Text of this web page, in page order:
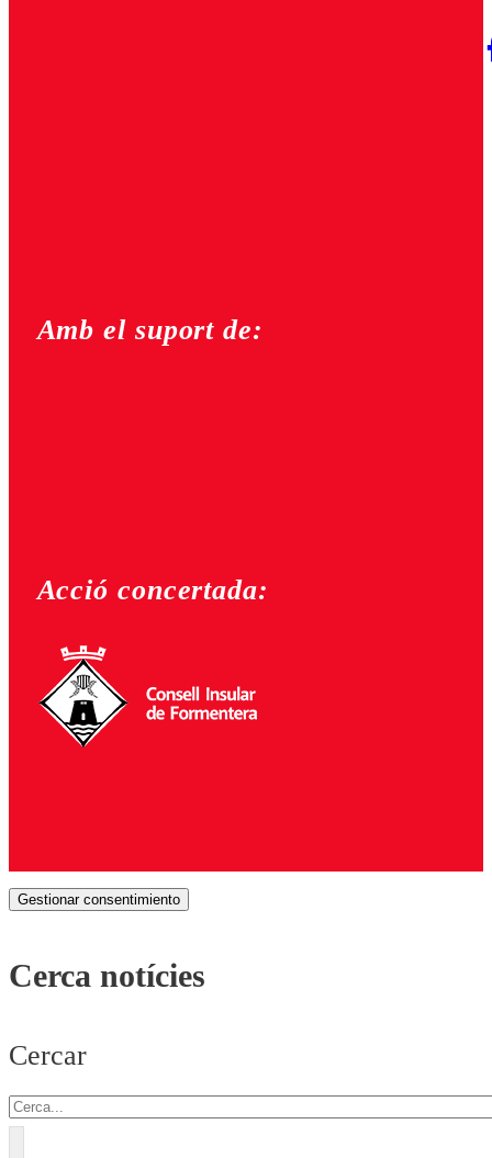
Amb el suport de:
Acció concertada:
Gestionar consentimiento
Cerca notícies
Cercar